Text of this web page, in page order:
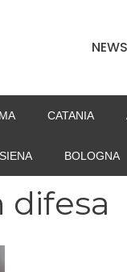
NEWS
CATANIA
SIENA BOLOGNA
difesa